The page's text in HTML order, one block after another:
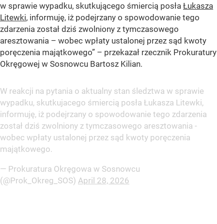
w sprawie wypadku, skutkującego śmiercią posła Łukasza
Litewki, informuję, iż podejrzany o spowodowanie tego
zdarzenia został dziś zwolniony z tymczasowego
aresztowania – wobec wpłaty ustalonej przez sąd kwoty
poręczenia majątkowego” – przekazał rzecznik Prokuratury
Okręgowej w Sosnowcu Bartosz Kilian.
W reakcji na pytania o aktualny stan śledztwa w sprawie
wypadku, skutkujacego śmiercią posła Łukasza Litewki,
informuję, iż podejrzany o spowodowanie tego zdarzenia
został dziś zwolniony z tymczasowego aresztowania -
wobec wpłaty ustalonej przez sąd kwoty poręczenia
majątkowego.
— Prokuratura Okręgowa w Sosnowcu
(@Prok_Okreg_SOS) April 28, 2026